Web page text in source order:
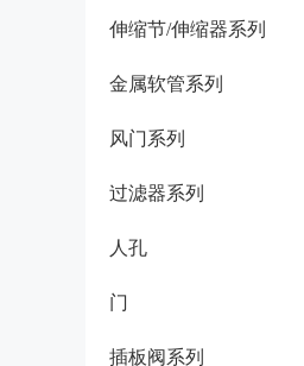
伸缩节/伸缩器系列
金属软管系列
风门系列
过滤器系列
人孔
门
插板阀系列